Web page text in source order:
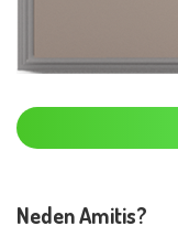
Neden Amitis?